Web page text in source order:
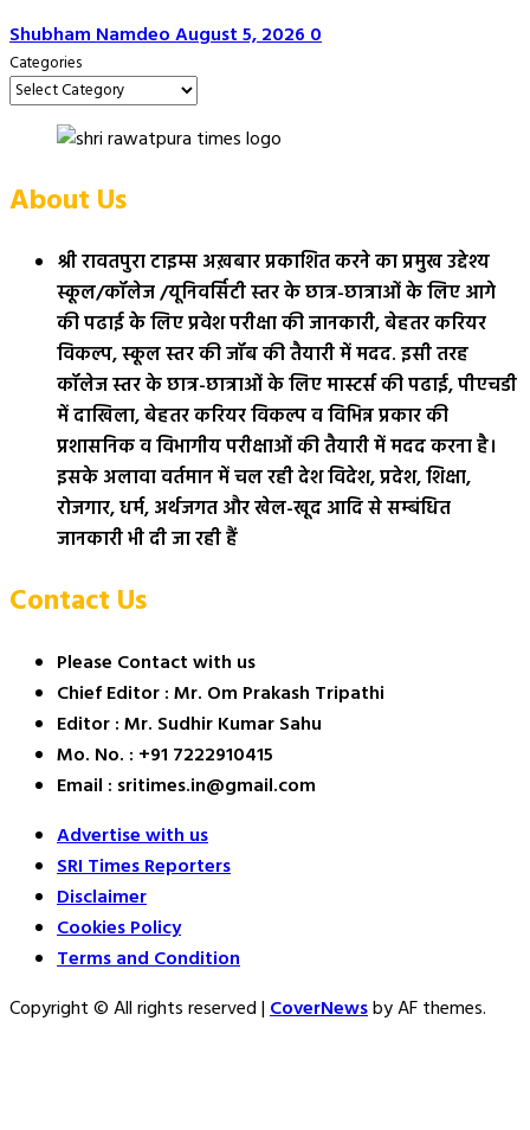
Shubham NamdeoAugust 5, 20260
Categories
About Us
श्री रावतपुरा टाइम्स अख़बार प्रकाशित करने का प्रमुख उद्देश्य
स्कूल/कॉलेज /यूनिवर्सिटी स्तर के छात्र-छात्राओं के लिए आगे
की पढाई के लिए प्रवेश परीक्षा की जानकारी, बेहतर करियर
विकल्प, स्कूल स्तर की जॉब की तैयारी में मदद. इसी तरह
कॉलेज स्तर के छात्र-छात्राओं के लिए मास्टर्स की पढाई, पीएचडी
में दाखिला, बेहतर करियर विकल्प व विभिन्न प्रकार की
प्रशासनिक व विभागीय परीक्षाओं की तैयारी में मदद करना है।
इसके अलावा वर्तमान में चल रही देश विदेश, प्रदेश, शिक्षा,
रोजगार, धर्म, अर्थजगत और खेल-खूद आदि से सम्बंधित
जानकारी भी दी जा रही हैं
Contact Us
Please Contact with us
Chief Editor : Mr. Om Prakash Tripathi
Editor : Mr. Sudhir Kumar Sahu
Mo. No. : +91 7222910415
Email : sritimes.in@gmail.com
Advertise with us
SRI Times Reporters
Disclaimer
Cookies Policy
Terms and Condition
Copyright © All rights reserved|CoverNewsby AF themes.